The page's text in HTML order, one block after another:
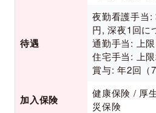
待遇
夜勤看護手当:
円, 深夜1回に
通勤手当: 上
住宅手当: 上
賞与: 年2回（
加入保険
健康保険 / 厚
災保険